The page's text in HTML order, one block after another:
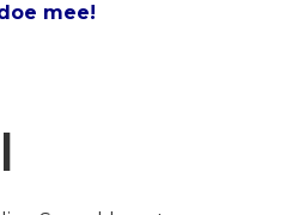
mee!